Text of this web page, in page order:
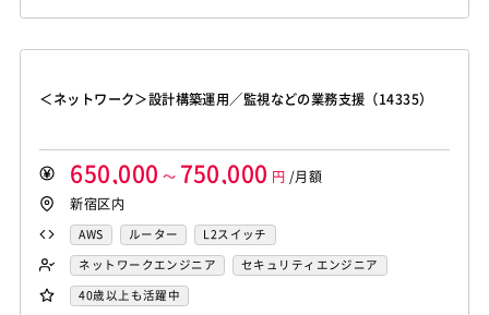
＜ネットワーク＞設計構築運用／監視などの業務支援（14335）
650,000 ～ 750,000 円 /月額
新宿区内
AWS ルーター
L2スイッチ
ネットワークエンジニア
セキュリティエンジニア
40歳以上も活躍中